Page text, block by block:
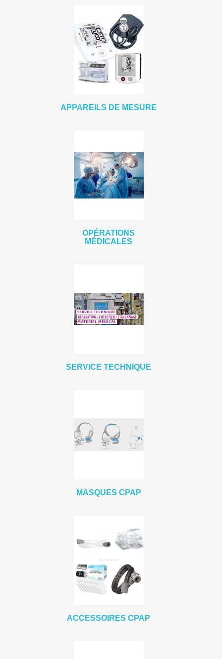
APPAREILS DE MESURE
OPÉRATIONS
MÉDICALES
SERVICE TECHNIQUE
MASQUES CPAP
ACCESSOIRES CPAP